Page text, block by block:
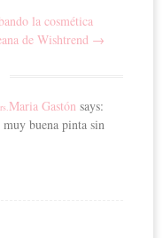
la cosmética
de Wishtrend →
Maria Gastón says:
buena pinta sin